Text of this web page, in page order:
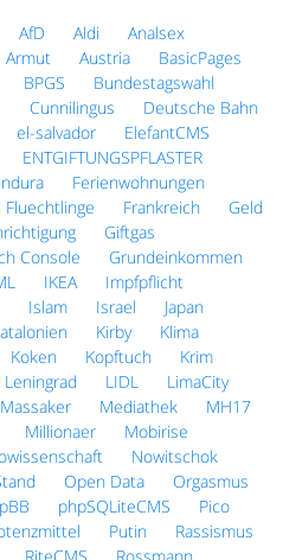
AfD Aldi
Analsex
Armut Austria
BasicPages
BPGS
Bundestagswahl
Cunnilingus
Deutsche Bahn
el-salvador
ElefantCMS
ENTGIFTUNGSPFLASTER
Ferienwohnungen
Fluechtlinge Frankreich
Geld
Giftgas
Console
Grundeinkommen
IKEA
Impfpflicht
Islam Israel
Japan
Kirby
Klima
Koken Kopftuch
Krim
Leningrad LIDL
LimaCity
Massaker Mediathek
MH17
Millionaer
Mobirise
Nowitschok
Open Data
Orgasmus
phpSQLiteCMS
Pico
Putin
Rassismus